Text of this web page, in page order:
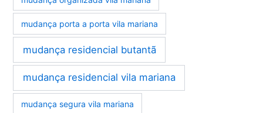
mudança porta a porta vila mariana
mudança residencial butantã
mudança residencial vila mariana
mudança segura vila mariana